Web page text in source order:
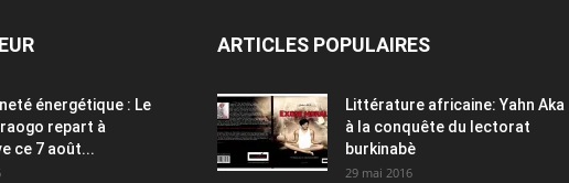
énergétique : Le
repart à
ce 7 août...
ARTICLES POPULAIRES
Littérature africaine: Yahn Aka
à la conquête du lectorat
burkinabè
29 mai 2016